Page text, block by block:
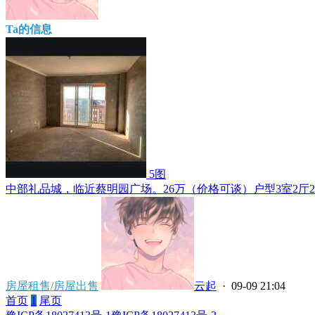
Ta的信息
5图
中部礼品城，临近蔡明园广场。26万（价格可谈）户型3室2厅
房屋租售/房屋出售 云起 · 09-09 21:04
首页 1 尾页